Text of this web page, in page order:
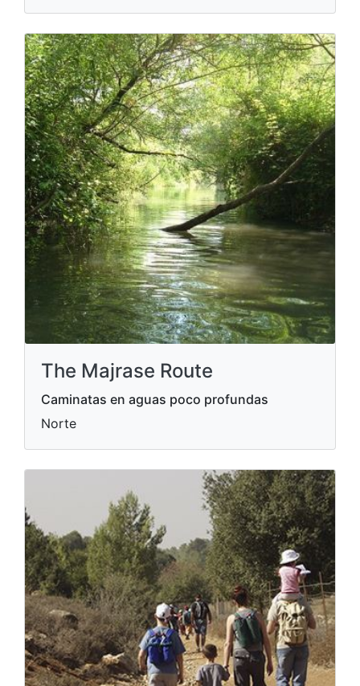
The Majrase Route
Caminatas en aguas poco profundas
Norte